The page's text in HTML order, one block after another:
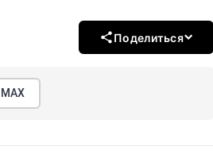
Поделиться
МАХ